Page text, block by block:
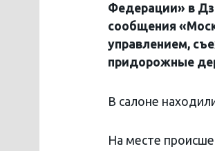
Федерации» в
сообщения
управлением,
придорожные
В салоне
На месте